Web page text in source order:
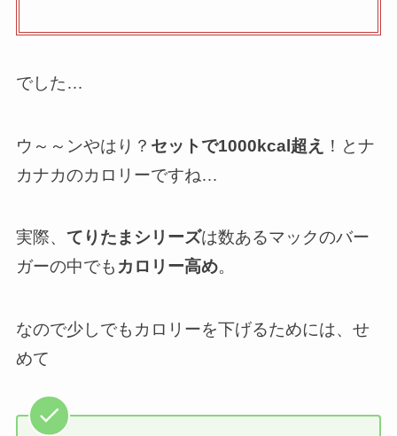
でした…
ウ～～ンやはり？ セットで1000kcal超え
！とナ
カナカのカロリーですね…
実際、 てりたまシリーズは数あるマックのバー
ガーの中でも カロリー高め。
なので少しでもカロリーを下げるためには、せ
めて